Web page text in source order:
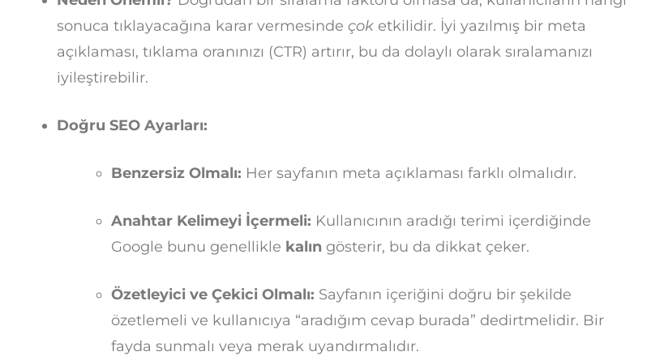
sonuca tıklayacağına karar vermesinde çok etkilidir. İyi yazılmış bir meta
açıklaması, tıklama oranınızı (CTR) artırır, bu da dolaylı olarak sıralamanızı
iyileştirebilir.
Doğru SEO Ayarları:
Benzersiz Olmalı: Her sayfanın meta açıklaması farklı olmalıdır.
Anahtar Kelimeyi İçermeli: Kullanıcının aradığı terimi içerdiğinde
Google bunu genellikle kalın gösterir, bu da dikkat çeker.
Özetleyici ve Çekici Olmalı: Sayfanın içeriğini doğru bir şekilde
özetlemeli ve kullanıcıya “aradığım cevap burada” dedirtmelidir. Bir
fayda sunmalı veya merak uyandırmalıdır.